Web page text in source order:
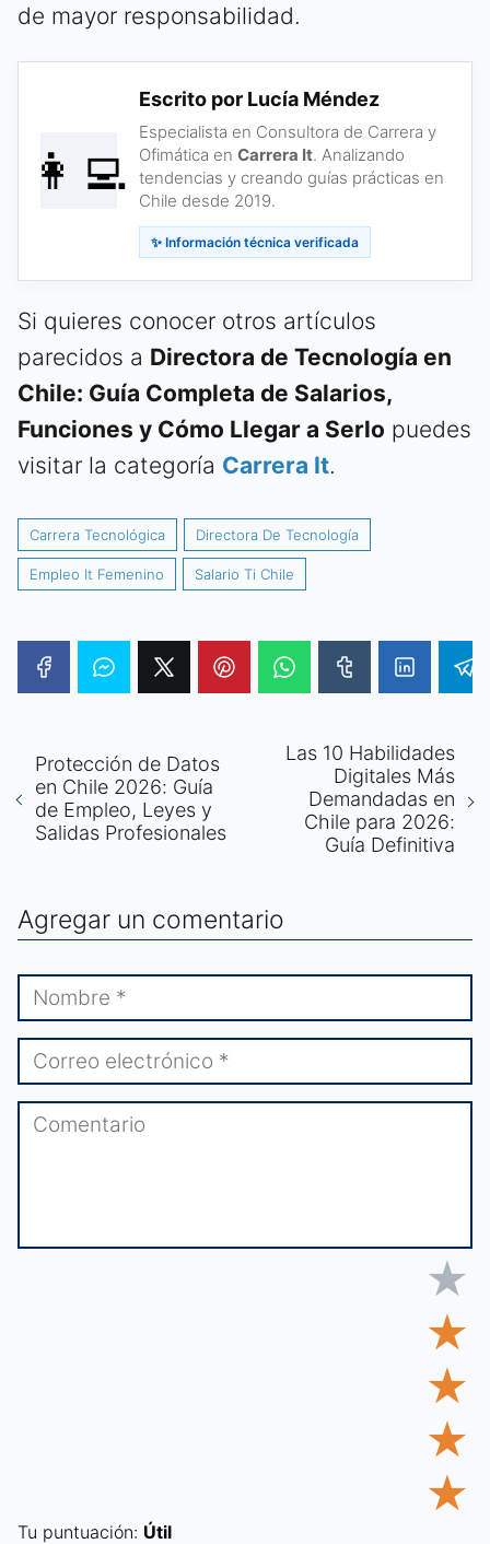
de mayor responsabilidad.
👩‍💻
Escrito por Lucía Méndez
Especialista en Consultora de Carrera y
Ofimática en Carrera It. Analizando
tendencias y creando guías prácticas en
Chile desde 2019.
✨ Información técnica verificada
Si quieres conocer otros artículos
parecidos a Directora de Tecnología en
Chile: Guía Completa de Salarios,
Funciones y Cómo Llegar a Serlo puedes
visitar la categoría Carrera It.
Carrera Tecnológica Directora De Tecnología
Empleo It Femenino Salario Ti Chile
Protección de Datos
en Chile 2026: Guía
de Empleo, Leyes y
Salidas Profesionales
Las 10 Habilidades
Digitales Más
Demandadas en
Chile para 2026:
Guía Definitiva
Agregar un comentario
★
★
★
★
★
Tu puntuación: Útil